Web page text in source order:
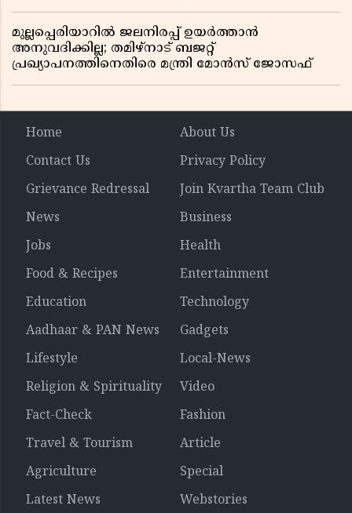
മുല്ലപ്പെരിയാറിൽ ജലനിരപ്പ് ഉയർത്താൻ
അനുവദിക്കില്ല; തമിഴ്നാട് ബജറ്റ്
പ്രഖ്യാപനത്തിനെതിരെ മന്ത്രി മോൻസ് ജോസഫ്
Home
About Us
Contact Us
Privacy Policy
Grievance Redressal
Join Kvartha Team Club
News
Business
Jobs
Health
Food & Recipes
Entertainment
Education
Technology
Aadhaar & PAN News
Gadgets
Lifestyle
Local-News
Religion & Spirituality
Video
Fact-Check
Fashion
Travel & Tourism
Article
Agriculture
Special
Latest News
Webstories